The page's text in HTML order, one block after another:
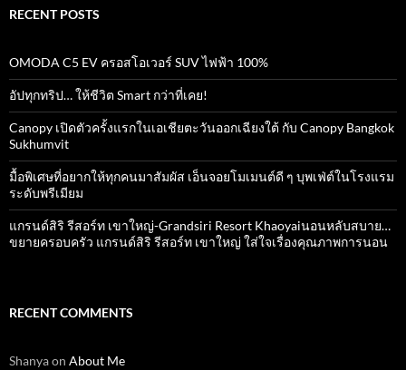
RECENT POSTS
OMODA C5 EV ครอสโอเวอร์ SUV ไฟฟ้า 100%
อัปทุกทริป… ให้ชีวิต Smart กว่าที่เคย!
Canopy เปิดตัวครั้งแรกในเอเชียตะวันออกเฉียงใต้ กับ Canopy Bangkok
Sukhumvit
มื้อพิเศษที่อยากให้ทุกคนมาสัมผัส เอ็นจอยโมเมนต์ดี ๆ บุพเฟ่ต์ในโรงแรม
ระดับพรีเมียม
แกรนด์สิริ​ รีสอร์ท​ เขาใหญ่​-Grandsiri​ Resort​ Khaoyaiนอนหลับสบาย…
ขยายครอบครัว แกรนด์สิริ รีสอร์ท เขาใหญ่ ใส่ใจเรื่องคุณภาพการนอน
RECENT COMMENTS
Shanyaon About Me